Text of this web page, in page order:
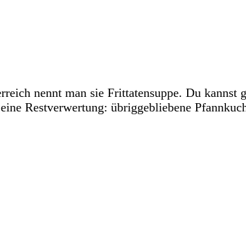
nennt man sie Frittatensuppe. Du
Restverwertung: übriggebliebene